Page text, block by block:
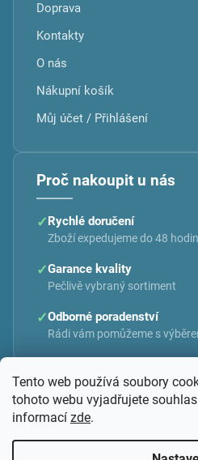
Tento web používá soubory
tohoto webu vyjadřujete
informací zde.
Doprava
Kontakty
O nás
Nákupní košík
Můj účet / Přihlášení
Proč nakoupit u nás
✓ Rychlé doručení
Zboží expedujeme do 48 hodin
✓Garance kvality
Pečlivě vybraný sortiment
✓Odborné poradenství
Rádi vám pomůžeme s